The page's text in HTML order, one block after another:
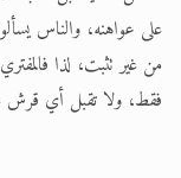
على عواهنه، والناس
من غير تثبت، لذا
فقط، ولا تقبل أي قرش